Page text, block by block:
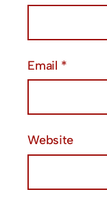
Email *
Website